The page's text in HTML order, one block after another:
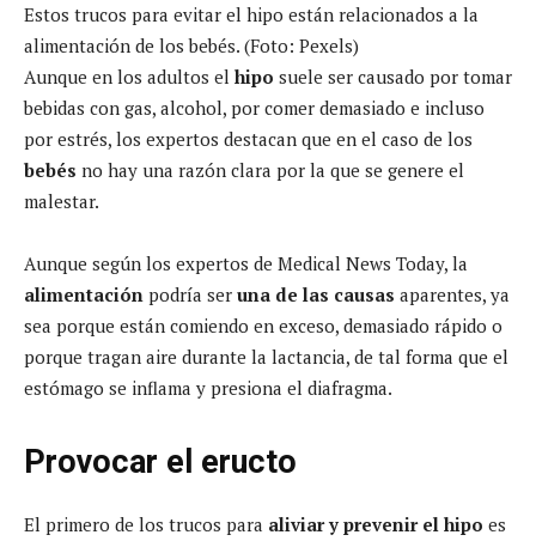
Estos trucos para evitar el hipo están relacionados a la
alimentación de los bebés. (Foto: Pexels)
Aunque en los adultos el hipo suele ser causado por tomar
bebidas con gas, alcohol, por comer demasiado e incluso
por estrés, los expertos destacan que en el caso de los
bebés no hay una razón clara por la que se genere el
malestar.
Aunque según los expertos de Medical News Today, la
alimentación podría ser una de las causas aparentes, ya
sea porque están comiendo en exceso, demasiado rápido o
porque tragan aire durante la lactancia, de tal forma que el
estómago se inflama y presiona el diafragma.
Provocar el eructo
El primero de los trucos para aliviar y prevenir el hipo es